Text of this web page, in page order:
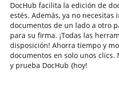
DocHub facilita la edición de
estés. Además, ya no
documentos de un lado a otro
para su firma. ¡Todas las
disposición! Ahorra tiempo y
documentos en solo unos
y prueba DocHub {hoy!